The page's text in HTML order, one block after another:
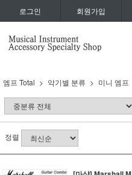
로그인 회원가입
엠프 Total 악기별 분류 미니 엠프
정렬